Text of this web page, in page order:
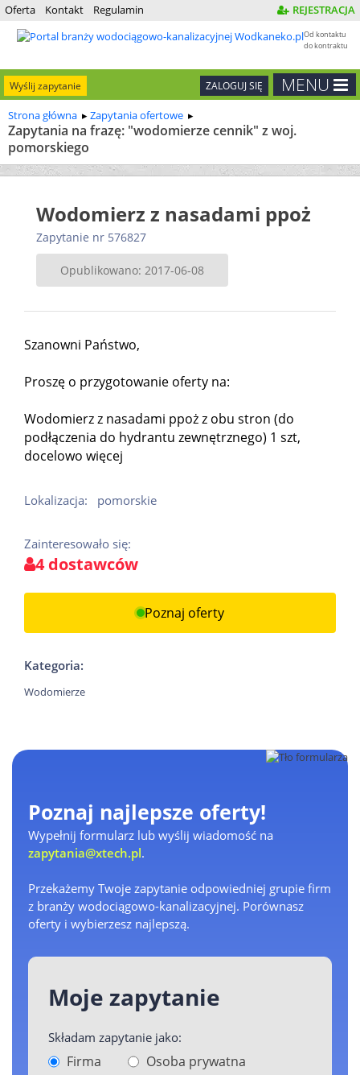
Oferta Kontakt Regulamin REJESTRACJA
Od kontaktu
do kontraktu
MENU
ZALOGUJ SIĘ
Wyślij zapytanie
Strona główna Zapytania ofertowe
Zapytania na frazę: "wodomierze cennik" z woj.
pomorskiego
Wodomierz z nasadami ppoż
Zapytanie nr 576827
Opublikowano: 2017-06-08
Szanowni Państwo,
Proszę o przygotowanie oferty na:
Wodomierz z nasadami ppoż z obu stron (do
podłączenia do hydrantu zewnętrznego) 1 szt,
docelowo więcej
Lokalizacja: pomorskie
Zainteresowało się:
4 dostawców
Poznaj oferty
Kategoria:
Wodomierze
Poznaj najlepsze oferty!
Wypełnij formularz lub wyślij wiadomość na
zapytania@xtech.pl.
Przekażemy Twoje zapytanie odpowiedniej grupie firm
z branży wodociągowo-kanalizacyjnej. Porównasz
oferty i wybierzesz najlepszą.
Moje zapytanie
Składam zapytanie jako:
Firma Osoba prywatna